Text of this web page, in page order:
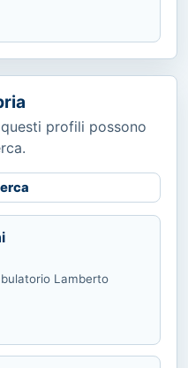
profili possono
Lamberto